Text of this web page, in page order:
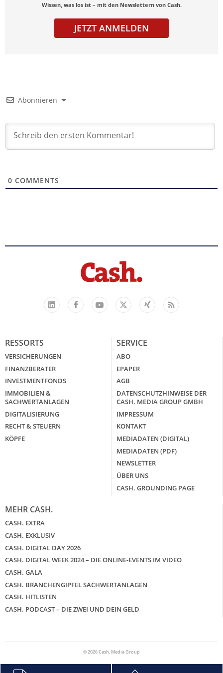
Wissen, was los ist – mit den Newslettern von Cash.
JETZT ANMELDEN
Abonnieren
0 COMMENTS
LinkedIn
FacebookYouTube
X
Xing Feed
RESSORTS
VERSICHERUNGEN
FINANZBERATER
INVESTMENTFONDS
IMMOBILIEN &
SACHWERTANLAGEN
DIGITALISIERUNG
RECHT & STEUERN
KÖPFE
SERVICE
ABO
EPAPER
AGB
DATENSCHUTZHINWEISE DER
CASH. MEDIA GROUP GMBH
IMPRESSUM
KONTAKT
MEDIADATEN (DIGITAL)
MEDIADATEN (PDF)
NEWSLETTER
ÜBER UNS
CASH. GROUNDING PAGE
MEHR CASH.
CASH. EXTRA
CASH. EXKLUSIV
CASH. DIGITAL DAY 2026
CASH. DIGITAL WEEK 2024 – DIE ONLINE-EVENTS IM VIDEO
CASH. GALA
CASH. BRANCHENGIPFEL SACHWERTANLAGEN
CASH. HITLISTEN
CASH. PODCAST – DIE ZWEI UND DEIN GELD
© 2026 Cash. Media Group